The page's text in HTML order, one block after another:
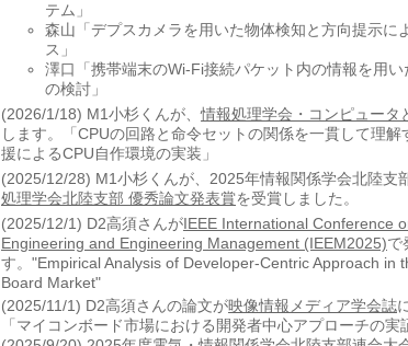
テム」
森山「デプスカメラを用いた物体検知と方向提示に
ス」
澤口「携帯端末のWi-Fi接続パケット内の情報を用い
の検討」
(2026/1/18) M1小杉くんが、情報処理学会・コンピュータ
します。「CPUの回路と命令セットの関係を一貫して理
援によるCPU自作環境の実装」
(2025/12/28) M1小杉くんが、2025年情報関係学会北陸支
処理学会北陸支部 優秀論文発表賞を受賞しました。
(2025/12/1) D2高須さんがIEEE International Conference
Engineering and Engineering Management (IEEM2025)で
す。"Empirical Analysis of Developer-Centric Approach in
Board Market"
(2025/11/1) D2高須さんの論文が映像情報メディア学会誌
「マイコンボード市場における開発者中心アプローチの実